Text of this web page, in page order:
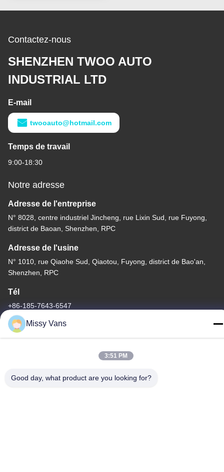
Contactez-nous
SHENZHEN TWOO AUTO
INDUSTRIAL LTD
E-mail
twooauto@hotmail.com
Temps de travail
9:00-18:30
Notre adresse
Adresse de l'entreprise
N° 8028, centre industriel Jincheng, rue Lixin Sud, rue Fuyong,
district de Baoan, Shenzhen, RPC
Adresse de l'usine
N° 1010, rue Qiaohe Sud, Qiaotou, Fuyong, district de Bao'an,
Shenzhen, RPC
Tél
+86-185-7643-6547
Copyright © -2026 SHENZHEN TWOO AUTO INDUSTRIAL LTD .
Missy Vans
3:51 PM
Good day, what product are you looking for?